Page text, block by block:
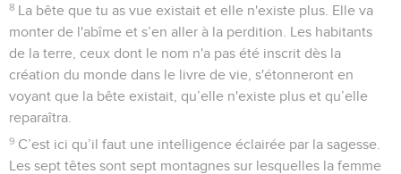
8 La bête que tu as vue existait et elle n'existe plus. Elle va
monter de l'abîme et s’en aller à la perdition. Les habitants
de la terre, ceux dont le nom n'a pas été inscrit dès la
création du monde dans le livre de vie, s'étonneront en
voyant que la bête existait, qu’elle n'existe plus et qu’elle
reparaîtra.
9 C’est ici qu’il faut une intelligence éclairée par la sagesse.
Les sept têtes sont sept montagnes sur lesquelles la femme